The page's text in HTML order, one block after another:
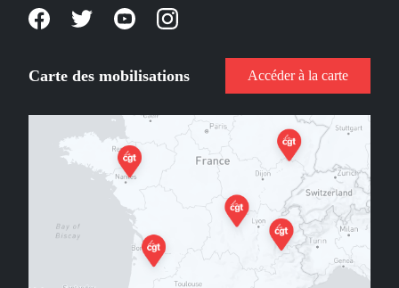
Carte des mobilisations Accéder à la carte